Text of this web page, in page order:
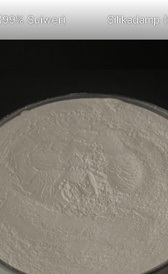
Suiwer) Silikadamp